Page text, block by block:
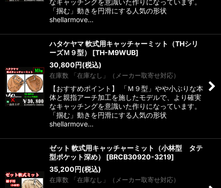
なキャッチングを意識いた作りになっています。
「掴む」動きを円滑にする人気の形状
shellarmove…
ハタケヤマ 軟式用キャッチャーミット（THシリ
ーズＭ９型）
[TH-M9WUB]
30,800円(税込)
在庫数 「在庫なし」（メーカー取寄せ対応）
【おすすめポイント】 「Ｍ９型」やや小ぶりな本
体と親指アーチ加工を施したモデルで、より確実
なキャッチングを意識いた作りになっています。
「掴む」動きを円滑にする人気の形状
shellarmove…
ゼット 軟式用キャッチャーミット（小林型 タテ
型ポケット深め）
[BRCB30920-3219]
35,200円(税込)
在庫数 「在庫なし」（メーカー取寄せ対応）